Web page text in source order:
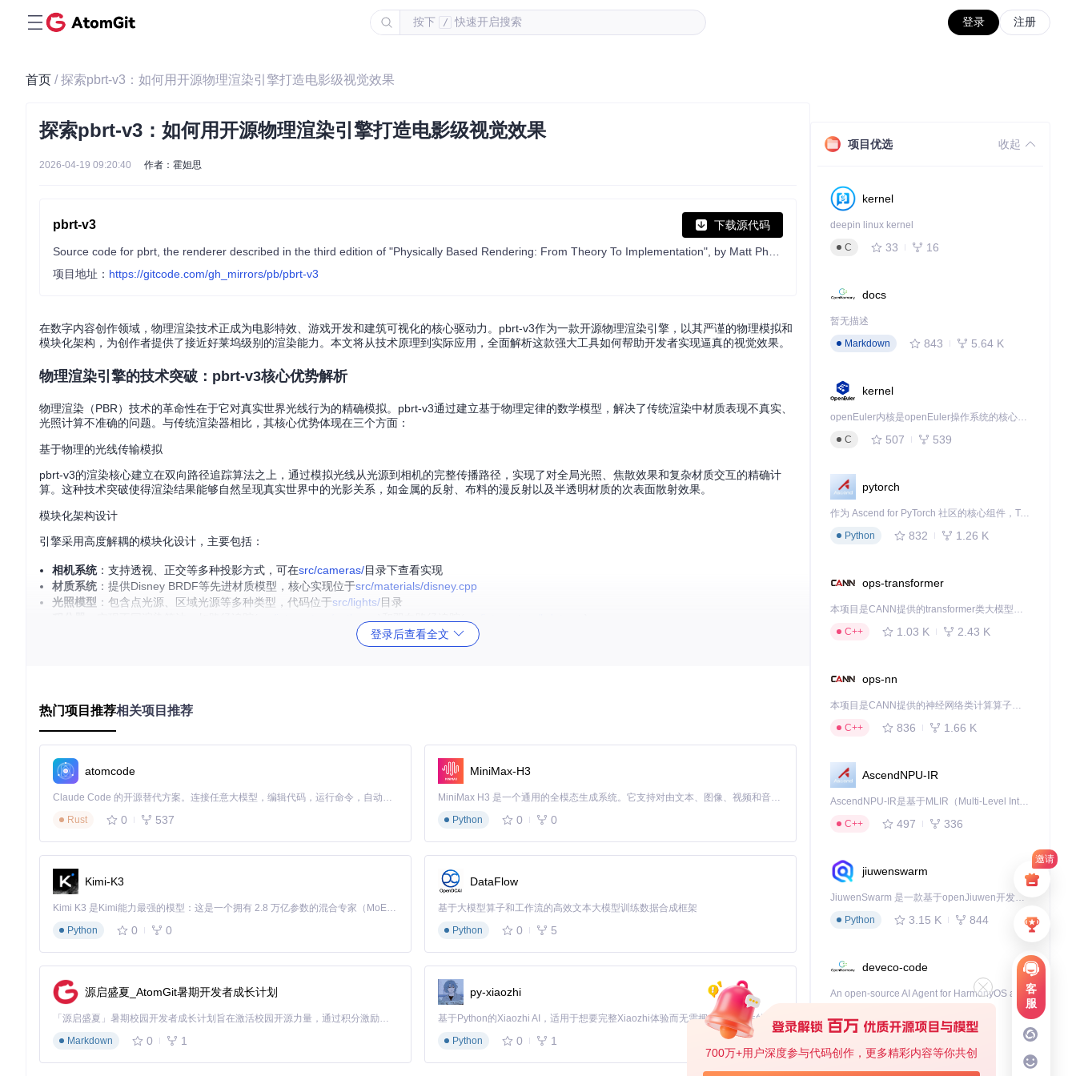
按下 / 快速开启搜索 登录 注册
邀请
客
服
700万+用户深度参与代码创作，更多精彩内容等你共创
首页 / 探索pbrt-v3：如何用开源物理渲染引擎打造电影级视觉效果
探索pbrt-v3：如何用开源物理渲染引擎打造电影级视觉效果
2026-04-19 09:20:40 作者：霍妲思
pbrt-v3 下载源代码
项目地址： https://gitcode.com/gh_mirrors/pb/pbrt-v3
在数字内容创作领域，物理渲染技术正成为电影特效、游戏开发和建筑可视化的核心驱动力。pbrt-v3作为一款开源物理渲染引擎，以其严谨的物理模拟和
模块化架构，为创作者提供了接近好莱坞级别的渲染能力。本文将从技术原理到实际应用，全面解析这款强大工具如何帮助开发者实现逼真的视觉效果。
物理渲染引擎的技术突破：pbrt-v3核心优势解析
物理渲染（PBR）技术的革命性在于它对真实世界光线行为的精确模拟。pbrt-v3通过建立基于物理定律的数学模型，解决了传统渲染中材质表现不真实、
光照计算不准确的问题。与传统渲染器相比，其核心优势体现在三个方面：
基于物理的光线传输模拟
pbrt-v3的渲染核心建立在双向路径追踪算法之上，通过模拟光线从光源到相机的完整传播路径，实现了对全局光照、焦散效果和复杂材质交互的精确计
算。这种技术突破使得渲染结果能够自然呈现真实世界中的光影关系，如金属的反射、布料的漫反射以及半透明材质的次表面散射效果。
模块化架构设计
引擎采用高度解耦的模块化设计，主要包括：
相机系统：支持透视、正交等多种投影方式，可在src/cameras/目录下查看实现
材质系统：提供Disney BRDF等先进材质模型，核心实现位于src/materials/disney.cpp
光照模型 ：包含点光源、区域光源等多种类型，代码位于src/lights/目录
这种架构不仅便于理解和学习，也为功能扩展提供了极大灵活性。
空间数据结构加速光线求交计算
多线程并行处理充分利用现代CPU性能
从源码到画面：pbrt-v3渲染工作流详解
使用pbrt-v3创建高质量渲染效果需要遵循特定的工作流程，这个过程涵盖了从环境搭建到场景优化的完整链条。
首先需要获取并编译源代码：
git clone
cd
编译完成后，可执行文件将生成在build目录下，支持Linux、Windows和macOS等多平台运行。
场景文件解析与渲染
pbrt-v3使用自定义的场景描述语言，通过文本文件定义场景中的几何体、材质、光源和相机参数。项目提供了多个示例场景，如
scenes/killeroo-simple.p
登录后查看全文
热门项目推荐相关项目推荐
atomcode
Claude Code 的开源替代方案。连接任意大模型，编辑代码，运行命令，自动验证 — 全自动执行。用 Rust 构建，极致性能。 ｜ An open-source alternative to Claude Code. Connect any LLM, edit code, run commands, and verify changes — autonomously. Built in Rust for speed. Get Started
Rust
0 537
MiniMax-H3
MiniMax H3 是一个通用的全模态生成系统。它支持对由文本、图像、视频和音频组成的多模态上下文进行统一理解，并能生成分辨率高达 2K、时长可达 15 秒的带原生立体声音频的视频。得益于面向任务泛化的系统设计，H3 在预训练阶段就已具备广泛的多模态上下文理解与生成能力，能够出色地执行复杂的多模态指令。
Python
0 0
Kimi-K3
Kimi K3 是Kimi能力最强的模型：这是一个拥有 2.8 万亿参数的混合专家（MoE）模型，具备原生视觉理解能力，并支持 100 万 token 的上下文窗口。
Python
0 0
DataFlow
基于大模型算子和工作流的高效文本大模型训练数据合成框架
Python
0 5
源启盛夏_AtomGit暑期开发者成长计划
「源启盛夏」暑期校园开发者成长计划旨在激活校园开源力量，通过积分激励、认证扶持、资源倾斜等形式，引导高校组织和开发者完成「入驻 — 建项目 — 做贡献 — 获认证 — 得资源」的完整闭环。无论你是想带领社团入驻平台的组织者，还是希望用代码贡献证明自己的开发者，都能在这里找到属于你的成长路径。
Markdown
0 1
py-xiaozhi
基于Python的Xiaozhi AI，适用于想要完整Xiaozhi体验而无需拥有专用硬件的用户。
Python
0 1
项目优选 收起
kernel
deepin linux kernel
C
33 16
docs
暂无描述
Markdown
843 5.64 K
kernel
openEuler内核是openEuler操作系统的核心，既是系统性能与稳定性的基石，也是连接处理器、设备与服务的桥梁。
C
507 539
pytorch
作为 Ascend for PyTorch 社区的核心组件，TorchNPU 是昇腾专为 PyTorch 打造的深度学习适配插件，使 PyTorch 框架能够直接调用昇腾 NPU，为开发者提供昇腾 AI 处理器的超强算力。
Python
832 1.26 K
ops-transformer
本项目是CANN提供的transformer类大模型算子库，实现网络在NPU上加速计算。
C++
1.03 K 2.43 K
ops-nn
本项目是CANN提供的神经网络类计算算子库，实现网络在NPU上加速计算。
C++
836 1.66 K
AscendNPU-IR
AscendNPU-IR是基于MLIR（Multi-Level Intermediate Representation）构建的，面向昇腾亲和算子编译时使用的中间表示，提供昇腾完备表达能力，通过编译优化提升昇腾AI处理器计算效率，支持通过生态框架使能昇腾AI处理器与深度调优
C++
497 336
jiuwenswarm
JiuwenSwarm 是一款基于openJiuwen开发的智能AI Agent，它能够将大语言模型的强大能力，通过你日常使用的各类通讯应用，直接延伸至你的指尖。
Python
3.15 K 844
deveco-code
An open-source AI Agent for HarmonyOS applcation development.
TypeScript
cann-learning-hub